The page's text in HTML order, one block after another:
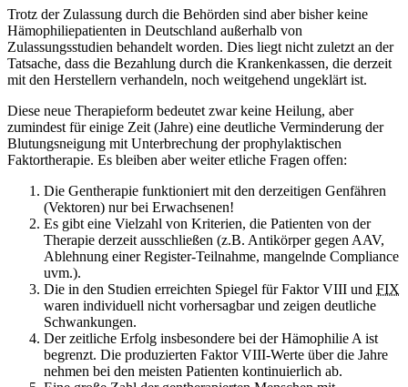
Trotz der Zulassung durch die Behörden sind aber bisher keine
Hämophiliepatienten in Deutschland außerhalb von
Zulassungsstudien behandelt worden. Dies liegt nicht zuletzt an der
Tatsache, dass die Bezahlung durch die Krankenkassen, die derzeit
mit den Herstellern verhandeln, noch weitgehend ungeklärt ist.
Diese neue Therapieform bedeutet zwar keine Heilung, aber
zumindest für einige Zeit (Jahre) eine deutliche Verminderung der
Blutungsneigung mit Unterbrechung der prophylaktischen
Faktortherapie. Es bleiben aber weiter etliche Fragen offen:
Die Gentherapie funktioniert mit den derzeitigen Genfähren
(Vektoren) nur bei Erwachsenen!
Es gibt eine Vielzahl von Kriterien, die Patienten von der
Therapie derzeit ausschließen (z.B. Antikörper gegen AAV,
Ablehnung einer Register-Teilnahme, mangelnde Compliance
uvm.).
Die in den Studien erreichten Spiegel für Faktor VIII und FIX
waren individuell nicht vorhersagbar und zeigen deutliche
Schwankungen.
Der zeitliche Erfolg insbesondere bei der Hämophilie A ist
begrenzt. Die produzierten Faktor VIII-Werte über die Jahre
nehmen bei den meisten Patienten kontinuierlich ab.